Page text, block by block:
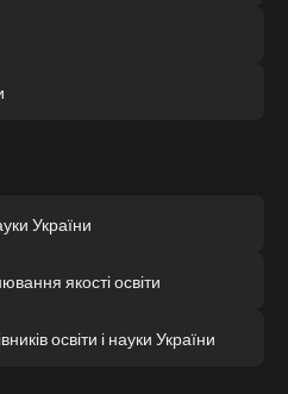
України
якості освіти
освіти і науки України